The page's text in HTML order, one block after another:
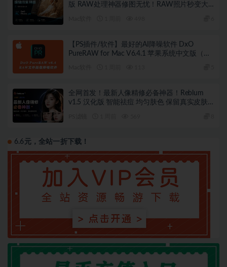
版 RAW处理神器修图无忧！RAW照片秒变大
【PS插件/软件】最好的AI降噪软件 DxO
PureRAW for Mac V6.4.1 苹果系统中文版（附
全网首发！最新人像精修必备神器！Reblum
v1.5 汉化版 智能祛痘 均匀肤色 保留真实皮肤
6.6元，全站一折下载！